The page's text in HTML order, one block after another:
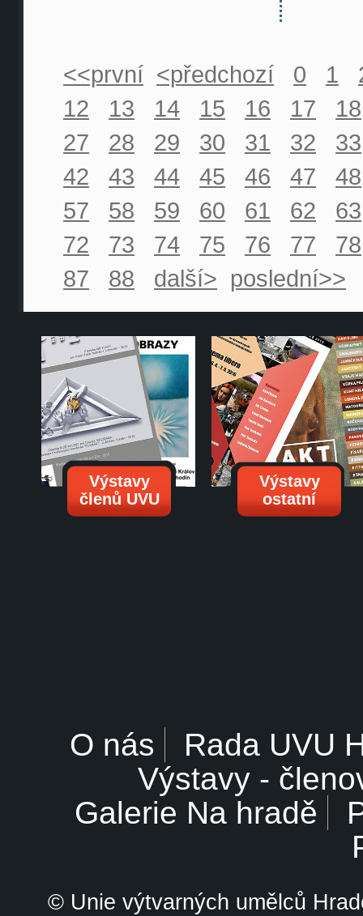
<<první <předchozí 0 1
12
13 14 15 16 17
18
27
28 29 30 31 32
33
42
43 44 45 46 47
48
57
58 59 60 61 62
63
72
73 74 75 76 77
78
87
88 další> poslední>>
Výstavy
členů UVU
Výstavy
ostatní
O nás
Rada UVU
Výstavy -
Galerie Na hradě
© Unie výtvarných umělců